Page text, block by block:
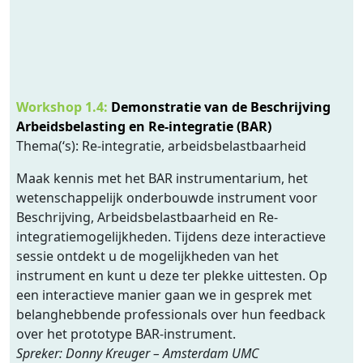
Workshop 1.4: Demonstratie van de Beschrijving
Arbeidsbelasting en Re-integratie (BAR)
Thema(‘s): Re-integratie, arbeidsbelastbaarheid
Maak kennis met het BAR instrumentarium, het
wetenschappelijk onderbouwde instrument voor
Beschrijving, Arbeidsbelastbaarheid en Re-
integratiemogelijkheden. Tijdens deze interactieve
sessie ontdekt u de mogelijkheden van het
instrument en kunt u deze ter plekke uittesten. Op
een interactieve manier gaan we in gesprek met
belanghebbende professionals over hun feedback
over het prototype BAR-instrument.
Spreker: Donny Kreuger – Amsterdam UMC